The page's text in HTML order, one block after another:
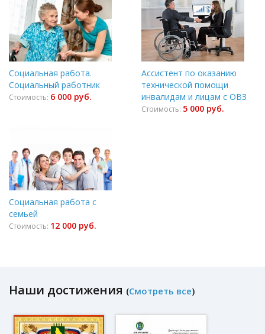
Социальная работа.
Социальный работник
Стоимость: 6 000 руб.
Ассистент по оказанию
технической помощи
инвалидам и лицам с ОВЗ
Стоимость: 5 000 руб.
Социальная работа с
семьей
Стоимость: 12 000 руб.
Наши достижения (Смотреть все)